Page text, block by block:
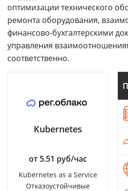
оптимизации технического
ремонта оборудования,
финансово-бухгалтерскими
управления
соответственно.
Kubernetes
от 5.51 руб/час
Kubernetes as a Service
Отказоустойчивые